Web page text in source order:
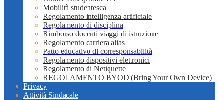
Mobilità studentesca
Regolamento intelligenza artificiale
Regolamento di disciplina
Rimborso docenti viaggi di istruzione
Regolamento carriera alias
Patto educativo di corresponsabilità
Regolamento dispositivi elettronici
Regolamento di Netiquette
REGOLAMENTO BYOD (Bring Your Own Device)
Privacy
Attività Sindacale